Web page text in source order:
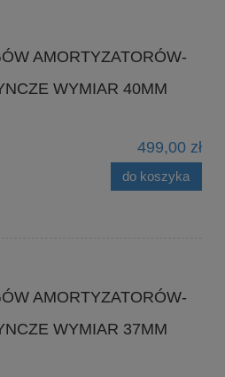
AMORTYZATORÓW-
WYMIAR 40MM
499,00 zł
do koszyka
AMORTYZATORÓW-
WYMIAR 37MM